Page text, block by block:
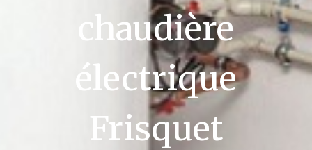
chaudière
électrique
Frisquet